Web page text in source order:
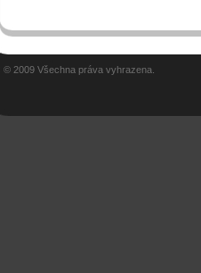
© 2009 Všechna práva vyhrazena.